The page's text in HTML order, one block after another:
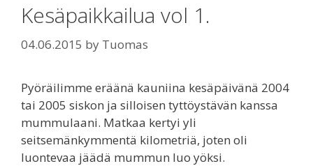
Kesäpaikkailua vol 1.
04.06.2015 by Tuomas
Pyöräilimme eräänä kauniina kesäpäivänä 2004
tai 2005 siskon ja silloisen tyttöystävän kanssa
mummulaani. Matkaa kertyi yli
seitsemänkymmentä kilometriä, joten oli
luontevaa jäädä mummun luo yöksi.